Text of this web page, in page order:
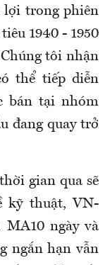
lợi trong phiên
1940 - 1950
tôi nhận
thể tiếp diễn
bán tại nhóm
đang quay trở
gian qua sẽ
kỹ thuật, VN-
ngày và
ngắn hạn vẫn